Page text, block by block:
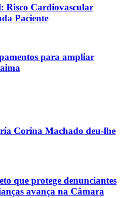
Risco Cardiovascular
Paciente
para ampliar
Corina Machado deu-lhe
que protege denunciantes
avança na Câmara